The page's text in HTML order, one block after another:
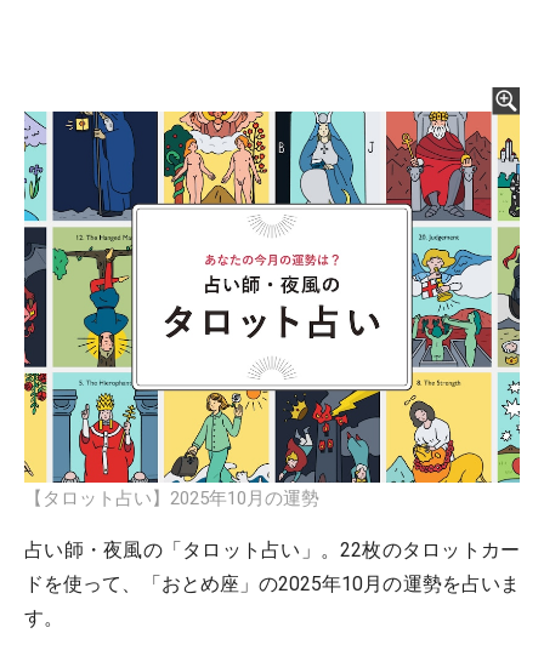
【タロット占い】2025年10月の運勢
占い師・夜風の「タロット占い」。22枚のタロットカー
ドを使って、「おとめ座」の2025年10月の運勢を占いま
す。